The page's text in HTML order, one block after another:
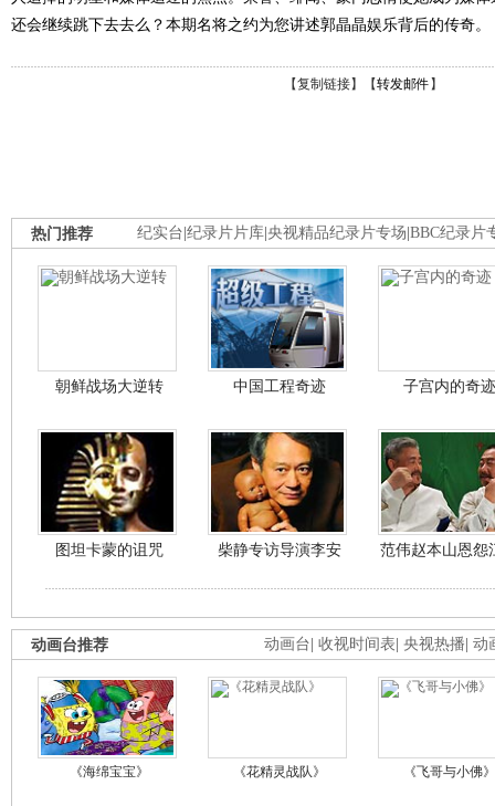
还会继续跳下去去么？本期名将之约为您讲述郭晶晶娱乐背后的传奇
【复制链接】【转发邮件 】
纪实台 纪录片片库 央视精品纪录片专场 BBC纪录片
热门推荐
朝鲜战场大逆转 中国工程奇迹 子宫内的奇迹
图坦卡蒙的诅咒 柴静专访导演李安 范伟赵本山恩怨
动画台 收视时间表 央视热播 动
动画台推荐
《海绵宝宝》 《花精灵战队》 《飞哥与小佛》